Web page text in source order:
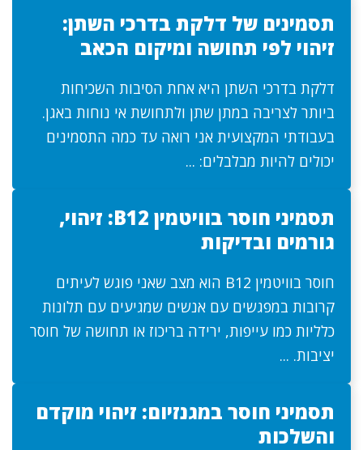
תסמינים של דלקת בדרכי השתן:
זיהוי לפי תחושה ומיקום הכאב
דלקת בדרכי השתן היא אחת הסיבות השכיחות
ביותר לצריבה במתן שתן ולתחושת אי נוחות באגן.
בעבודתי המקצועית אני רואה עד כמה התסמינים
יכולים להיות מבלבלים: ...
תסמיני חוסר בוויטמין B12: זיהוי,
גורמים ובדיקות
חוסר בוויטמין B12 הוא מצב שאני פוגש לעיתים
קרובות במפגשים עם אנשים שמגיעים עם תלונות
כלליות כמו עייפות, ירידה בריכוז או תחושה של חוסר
יציבות. ...
תסמיני חוסר במגנזיום: זיהוי מוקדם
והשלכות